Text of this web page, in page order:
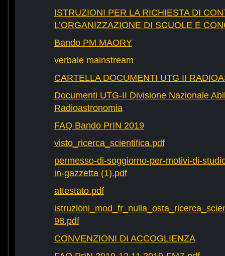
ISTRUZIONI PER LA RICHIESTA DI
L’ORGANIZZAZIONE DI SCUOLE E
Bando PM MAORY
verbale mainstream
CARTELLA DOCUMENTI UTG II
Documenti UTG-II Divisione Nazionale
Radioastronomia
FAQ Bando PrIN 2019
visto_ricerca_scientifica.pdf
permesso-di-soggiorno-per-motivi-di-
in-gazzetta (1).pdf
attestato.pdf
98.pdf
CONVENZIONI DI ACCOGLIENZA